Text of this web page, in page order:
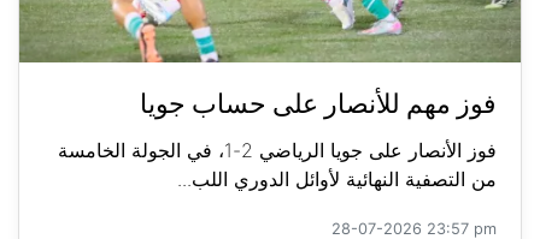
فوز مهم للأنصار على حساب جويا
فوز الأنصار على جويا الرياضي 2-1، في الجولة الخامسة
من التصفية النهائية لأوائل الدوري اللب...
28-07-2026 23:57 pm